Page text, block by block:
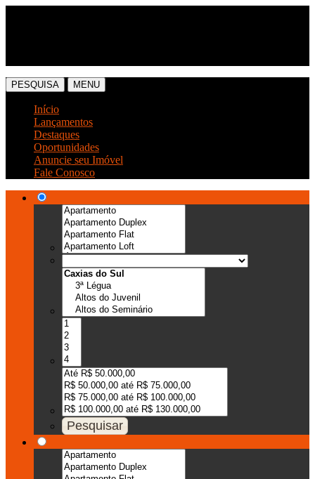
PESQUISA MENU
Início
Lançamentos
Destaques
Oportunidades
Anuncie seu Imóvel
Fale Conosco